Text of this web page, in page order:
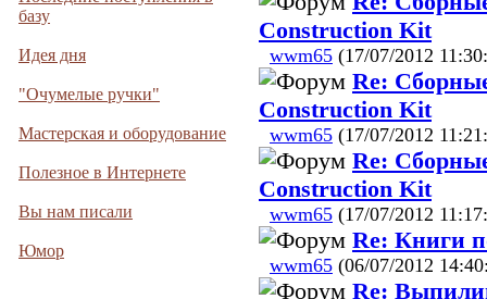
базу
Идея дня
"Очумелые ручки"
Мастерская и оборудование
Полезное в Интернете
Вы нам писали
Юмор
Construction Kit
wwm65 (17/07/2012
Re:
Construction Kit
wwm65 (17/07/2012
Re:
Construction Kit
wwm65 (17/07/2012
Re: Книги
wwm65 (06/07/2012
Re: